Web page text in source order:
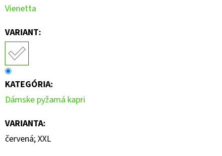
Vienetta
VARIANT:
KATEGÓRIA:
Dámske pyžamá kapri
VARIANTA:
červená; XXL